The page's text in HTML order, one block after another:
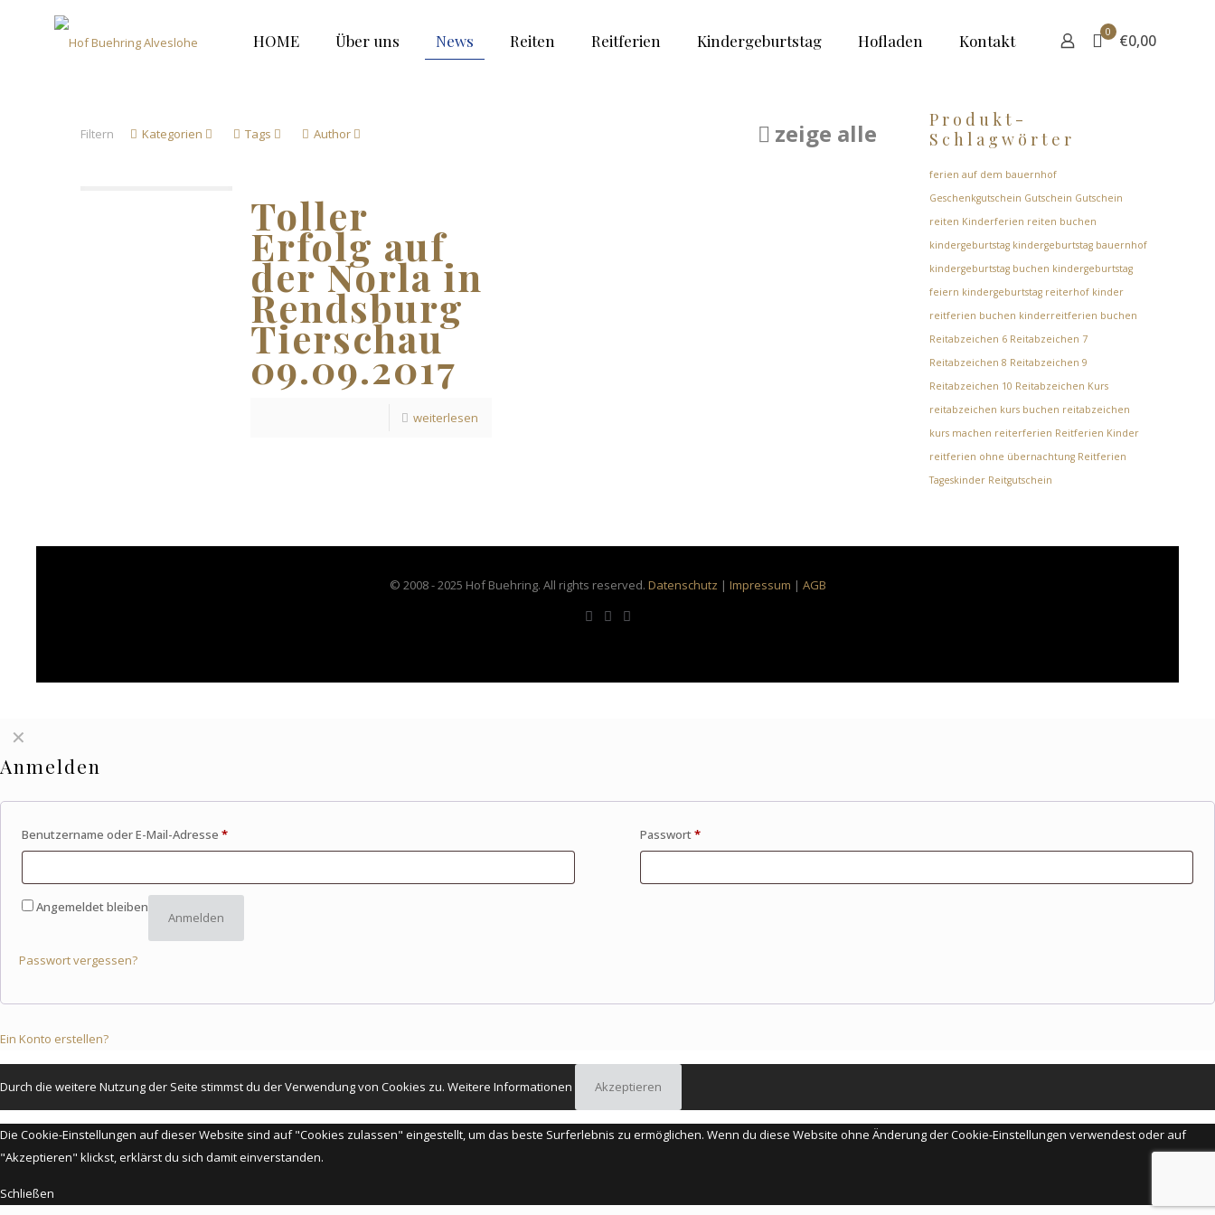
HOME Über uns News Reiten Reitferien Kindergeburtstag Hofladen Kontakt 0 €0,00
Filtern Kategorien Tags Author zeige alle
Toller
Erfolg auf
der Norla in
Rendsburg
Tierschau
09.09.2017
weiterlesen
Produkt-
Schlagwörter
ferien auf dem bauernhof
Geschenkgutschein Gutschein Gutschein
reiten Kinderferien reiten buchen
kindergeburtstag kindergeburtstag bauernhof
kindergeburtstag buchen kindergeburtstag
feiern kindergeburtstag reiterhof kinder
reitferien buchen kinderreitferien buchen
Reitabzeichen 6 Reitabzeichen 7
Reitabzeichen 8 Reitabzeichen 9
Reitabzeichen 10 Reitabzeichen Kurs
reitabzeichen kurs buchen reitabzeichen
kurs machen reiterferien Reitferien Kinder
reitferien ohne übernachtung Reitferien
Tageskinder Reitgutschein
© 2008 - 2025 Hof Buehring. All rights reserved. Datenschutz | Impressum | AGB
✕
Anmelden
Benutzername oder E-Mail-Adresse * Passwort*
Angemeldet bleiben
Anmelden
Passwort vergessen?
Ein Konto erstellen?
Durch die weitere Nutzung der Seite stimmst du der Verwendung von Cookies zu. Weitere Informationen Akzeptieren
Die Cookie-Einstellungen auf dieser Website sind auf "Cookies zulassen" eingestellt, um das beste Surferlebnis zu ermöglichen. Wenn du diese Website ohne Änderung der Cookie-Einstellungen verwendest oder auf
"Akzeptieren" klickst, erklärst du sich damit einverstanden.
Schließen